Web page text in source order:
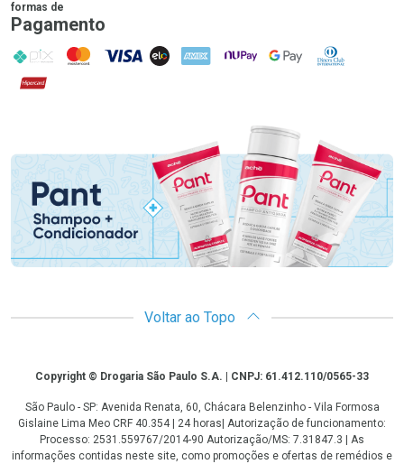
formas de
Pagamento
PIX MasterCard
VISA ELO AMEX NuPay Google PayDiners Club
Hipercard
Promoção em Destaque
Voltar ao Topo
CopyrightCopyright © Drogaria São Paulo S.A. | CNPJ: 61.412.110/0565-33
São Paulo - SP: Avenida Renata, 60, Chácara Belenzinho - Vila Formosa
Gislaine Lima Meo CRF 40.354 | 24 horas| Autorização de funcionamento:
Processo: 2531.559767/2014-90 Autorização/MS: 7.31847.3 | As
informações contidas neste site, como promoções e ofertas de remédios e